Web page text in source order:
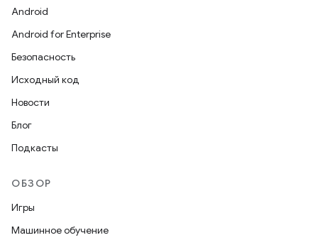
Android
Android for Enterprise
Безопасность
Исходный код
Новости
Блог
Подкасты
ОБЗОР
Игры
Машинное обучение